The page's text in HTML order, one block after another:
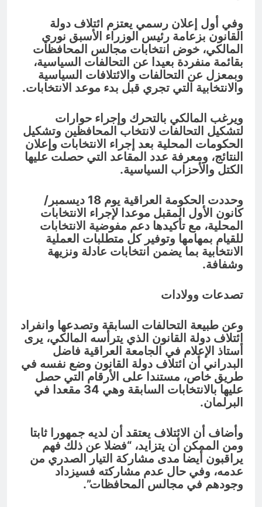
وفي أول إعلان رسمي يعتزم ائتلاف دولة
القانون بزعامة رئيس الوزراء الأسبق نوري
المالكي، خوض انتخابات مجالس المحافظات
بقائمة منفردة بعيدا عن التحالفات السياسية،
وبمعزل عن التحالفات والائتلافات السياسية
والانتخابية التي تجري قبل بدء موعد الانتخابات.
ويرغب المالكي بالتحرك وإجراء حوارات
لتشكيل التحالفات لانتخاب المحافظين وتشكيل
الحكومات المحلية بعد إجراء الانتخابات وإعلان
النتائج، ومعرفة عدد المقاعد التي حصلت عليها
الكتل والأحزاب السياسية.
وحددت الحكومة العراقية يوم 18 ديسمبر/
كانون الأول المقبل موعدا لإجراء الانتخابات
المحلية، مع تأكيدها دعم مفوضية الانتخابات
للقيام بمهامها وتوفير كل متطلبات العملية
الانتخابية بما يضمن انتخابات عادلة ونزيهة
وشفافة.
تصدعات وولادات
وعن طبيعة التحالفات السابقة وتصدعها وانفراد
ائتلاف دولة القانون الذي يترأسه المالكي، يرى
أستاذ الإعلام في الجامعة العراقية فاضل
البدراني أن ائتلاف دولة القانون وضع نفسه في
طريق خاص، مستندا على الأرقام التي حصل
عليها بالانتخابات السابقة وهي 34 مقعدا في
البرلمان.
وأضاف أن الائتلاف يعتقد أن لديه جمهورا ثابتا
ومن الممكن أن يتزايد، “فضلا عن ذلك فهم
يراقبون أيضا مدى مشاركة التيار الصدري من
عدمه، وفي حال عدم مشاركته فسيزداد
وجودهم في مجالس المحافظات”.